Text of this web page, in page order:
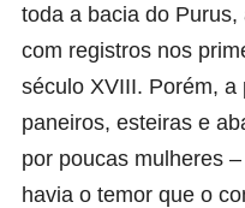
toda a bacia do
com registros nos
século XVIII. Porém, a
paneiros, esteiras e
por poucas mulheres
havia o temor que o